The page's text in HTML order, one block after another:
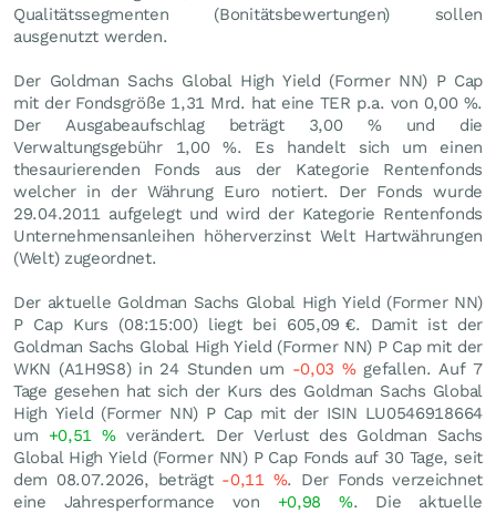
Qualitätssegmenten (Bonitätsbewertungen) sollen
ausgenutzt werden.
Der Goldman Sachs Global High Yield (Former NN) P Cap
mit der Fondsgröße 1,31 Mrd. hat eine TER p.a. von 0,00 %.
Der Ausgabeaufschlag beträgt 3,00 % und die
Verwaltungsgebühr 1,00 %. Es handelt sich um einen
thesaurierenden Fonds aus der Kategorie Rentenfonds
welcher in der Währung Euro notiert. Der Fonds wurde
29.04.2011 aufgelegt und wird der Kategorie Rentenfonds
Unternehmensanleihen höherverzinst Welt Hartwährungen
(Welt) zugeordnet.
Der aktuelle Goldman Sachs Global High Yield (Former NN)
P Cap Kurs (08:15:00) liegt bei 605,09 €. Damit ist der
Goldman Sachs Global High Yield (Former NN) P Cap mit der
WKN (A1H9S8) in 24 Stunden um -0,03 %gefallen. Auf 7
Tage gesehen hat sich der Kurs des Goldman Sachs Global
High Yield (Former NN) P Cap mit der ISIN LU0546918664
um +0,51%verändert. Der Verlust des Goldman Sachs
Global High Yield (Former NN) P Cap Fonds auf 30 Tage, seit
dem 08.07.2026, beträgt -0,11 %. Der Fonds verzeichnet
eine Jahresperformance von +0,98%. Die aktuelle